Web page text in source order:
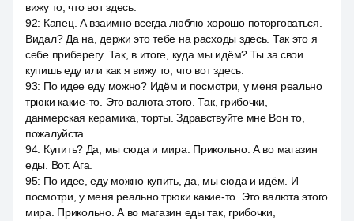
вижу то, что вот здесь.
92: Капец. А взаимно всегда люблю хорошо поторговаться.
Видал? Да на, держи это тебе на расходы здесь. Так это я
себе приберегу. Так, в итоге, куда мы идём? Ты за свои
купишь еду или как я вижу то, что вот здесь.
93: По идее еду можно? Идём и посмотри, у меня реально
трюки какие-то. Это валюта этого. Так, грибочки,
данмерская керамика, торты. Здравствуйте мне Вон то,
пожалуйста.
94: Купить? Да, мы сюда и мира. Прикольно. А во магазин
еды. Вот. Ага.
95: По идее, еду можно купить, да, мы сюда и идём. И
посмотри, у меня реально трюки какие-то. Это валюта этого
мира. Прикольно. А во магазин еды так, грибочки,